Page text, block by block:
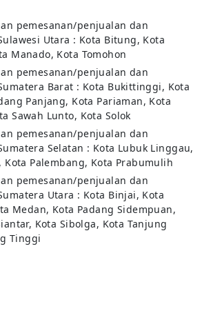
pemesanan/penjualan dan
Utara : Kota Bitung, Kota
Manado, Kota Tomohon
pemesanan/penjualan dan
Barat : Kota Bukittinggi, Kota
Panjang, Kota Pariaman, Kota
Sawah Lunto, Kota Solok
pemesanan/penjualan dan
Selatan : Kota Lubuk Linggau,
Kota Palembang, Kota Prabumulih
pemesanan/penjualan dan
Utara : Kota Binjai, Kota
Medan, Kota Padang Sidempuan,
Kota Sibolga, Kota Tanjung
Tinggi